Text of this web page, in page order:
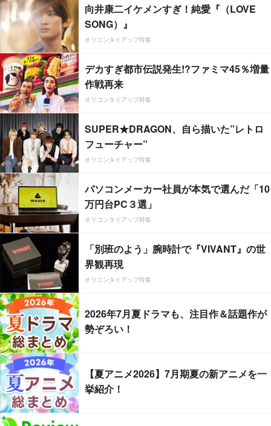
向井康二イケメンすぎ！純愛『（LOVE
SONG）』
オリコンタイアップ特集
デカすぎ都市伝説発生!?ファミマ45％増量
作戦再来
オリコンタイアップ特集
SUPER★DRAGON、自ら描いた”レトロ
フューチャー”
オリコンタイアップ特集
パソコンメーカー社員が本気で選んだ「10
万円台PC３選」
オリコンタイアップ特集
「別班のよう」腕時計で『VIVANT』の世
界観再現
オリコンタイアップ特集
2026年7月夏ドラマも、注目作＆話題作が
勢ぞろい！
【夏アニメ2026】7月期夏の新アニメを一
挙紹介！